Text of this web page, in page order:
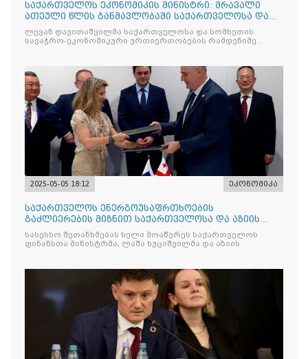
საქართველოს ეკონომიკის მინისტრი: მრავალი
ათეული წლის განმავლობაში საქართველოსა და
სომხეთს შორის მეგო
ლევან დავითაშვილმა საქართველოსა და სომხეთის
სავაჭრო-ეკონომიკური ურთიერთობების რამდენიმე
2025-05-05 18:12 ეკონომიკა
საქართველოს ენერგოუსაფრთხოების
გაძლიერების მიზნით საქართველოსა და აზიის
განვითარების ბანკს შორის შეთ
სასესხო შეთანხმებას ხელი მოაწერეს საქართველოს
ფინანსთა მინისტრმა, ლაშა ხუციშვილმა და აზიის